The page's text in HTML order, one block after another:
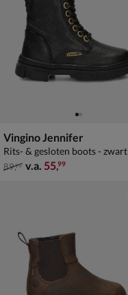
Vingino Jennifer
Rits- & gesloten boots - zwart
van € 89,99 vanaf € 55,99
89,99 v.a. 55,99